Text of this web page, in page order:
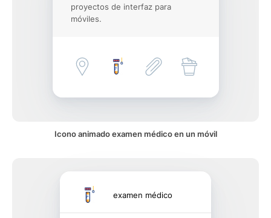
proyectos de interfaz para
móviles.
Icono animado examen médico en un móvil
examen médico